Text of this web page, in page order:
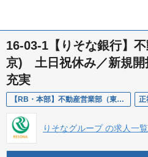
16-03-1【りそな銀行】
京) 土日祝休み／新規開
充実
【RB・本部】不動産営業部（東京）/不動産売買仲介営業 正
りそなグループ の求人一覧